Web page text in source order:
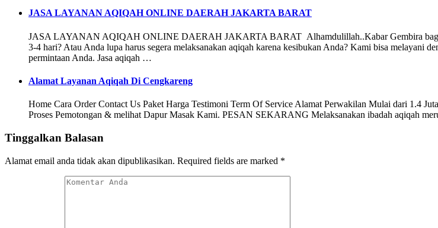
JASA LAYANAN AQIQAH ONLINE DAERAH JAKARTA BARAT
JASA LAYANAN AQIQAH ONLINE DAERAH JAKARTA BARAT Alhamdulillah..Kabar Gembira bagi
3-4 hari? Atau Anda lupa harus segera melaksanakan aqiqah karena kesibukan Anda? Kami bisa melayani
permintaan Anda. Jasa aqiqah …
Alamat Layanan Aqiqah Di Cengkareng
Home Cara Order Contact Us Paket Harga Testimoni Term Of Service Alamat Perwakilan Mulai dari 1.4
Proses Pemotongan & melihat Dapur Masak Kami. PESAN SEKARANG Melaksanakan ibadah aqiqah
Tinggalkan Balasan
Alamat email anda tidak akan dipublikasikan. Required fields are marked *